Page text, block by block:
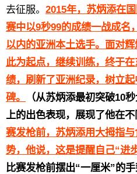
去征服。 2015年，苏炳添在
赛中以9秒99的成绩一战成名
以内的亚洲本土选手。面对
此为起点，继续训练，终于
绩，刷新了亚洲纪录，树立
碑。
（从苏炳添最初突破10
上的出色表现，展现了他在
赛发枪前，苏炳添用大拇指
势，他说，这是提醒自己“进
比赛发枪前摆出“一厘米”的